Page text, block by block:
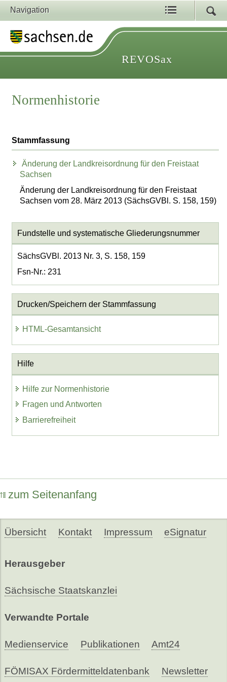
Navigation
REVOSax
Normenhistorie
Stammfassung
Änderung der Landkreisordnung für den Freistaat
Sachsen
Änderung der Landkreisordnung für den Freistaat
Sachsen vom 28. März 2013 (SächsGVBl. S. 158, 159)
Fundstelle und systematische Gliederungsnummer
SächsGVBl. 2013 Nr. 3, S. 158, 159
Fsn-Nr.: 231
Drucken/Speichern der Stammfassung
HTML-Gesamtansicht
Hilfe
Hilfe zur Normenhistorie
Fragen und Antworten
Barrierefreiheit
zum Seitenanfang
Übersicht Kontakt Impressum eSignatur
Herausgeber
Sächsische Staatskanzlei
Verwandte Portale
Medienservice Publikationen Amt24
FÖMISAX Fördermitteldatenbank Newsletter